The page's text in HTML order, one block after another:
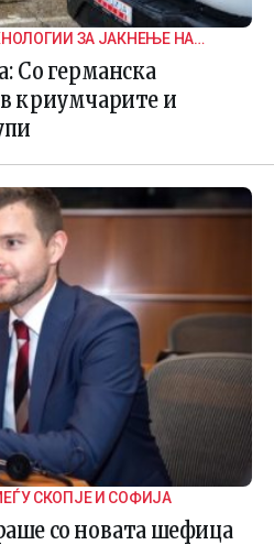
ЗА ЈАКНЕЊЕ НА
Со германска
криумчарите и
СКОПЈЕ И СОФИЈА
со новата шефица